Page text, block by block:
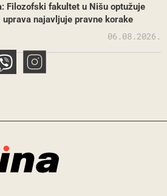
Filozofski fakultet u Nišu optužuje
najavljuje pravne korake
06.08.2026.